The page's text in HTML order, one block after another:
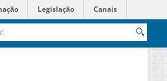
Legislação Canais